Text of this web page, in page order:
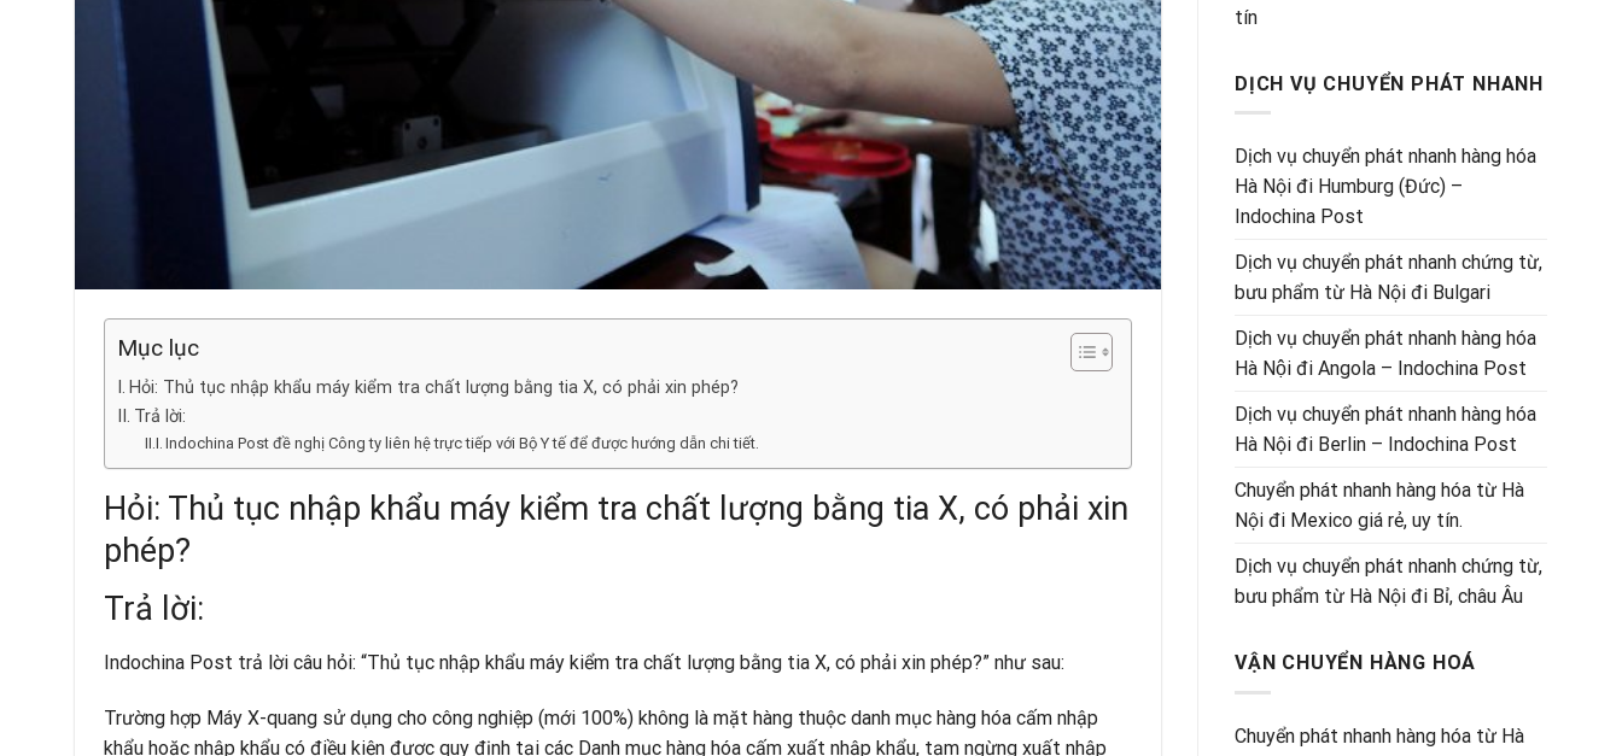
Mục lục
Hỏi: Thủ tục nhập khẩu máy kiểm tra chất lượng bằng tia X, có phải xin phép?
Trả lời:
Indochina Post đề nghị Công ty liên hệ trực tiếp với Bộ Y tế để được hướng dẫn chi tiết.
Hỏi: Thủ tục nhập khẩu máy kiểm tra chất lượng bằng tia X, có phải xin
phép?
Trả lời:
Indochina Post trả lời câu hỏi: “Thủ tục nhập khẩu máy kiểm tra chất lượng bằng tia X, có phải xin phép?” như sau:
Trường hợp Máy X-quang sử dụng cho công nghiệp (mới 100%) không là mặt hàng thuộc danh mục hàng hóa cấm nhập
khẩu hoặc nhập khẩu có điều kiện được quy định tại các Danh mục hàng hóa cấm xuất nhập khẩu, tạm ngừng xuất nhập
tín
DỊCH VỤ CHUYỂN PHÁT NHANH
Dịch vụ chuyển phát nhanh hàng hóa
Hà Nội đi Humburg (Đức) –
Indochina Post
Dịch vụ chuyển phát nhanh chứng từ,
bưu phẩm từ Hà Nội đi Bulgari
Dịch vụ chuyển phát nhanh hàng hóa
Hà Nội đi Angola – Indochina Post
Dịch vụ chuyển phát nhanh hàng hóa
Hà Nội đi Berlin – Indochina Post
Chuyển phát nhanh hàng hóa từ Hà
Nội đi Mexico giá rẻ, uy tín.
Dịch vụ chuyển phát nhanh chứng từ,
bưu phẩm từ Hà Nội đi Bỉ, châu Âu
VẬN CHUYỂN HÀNG HOÁ
Chuyển phát nhanh hàng hóa từ Hà